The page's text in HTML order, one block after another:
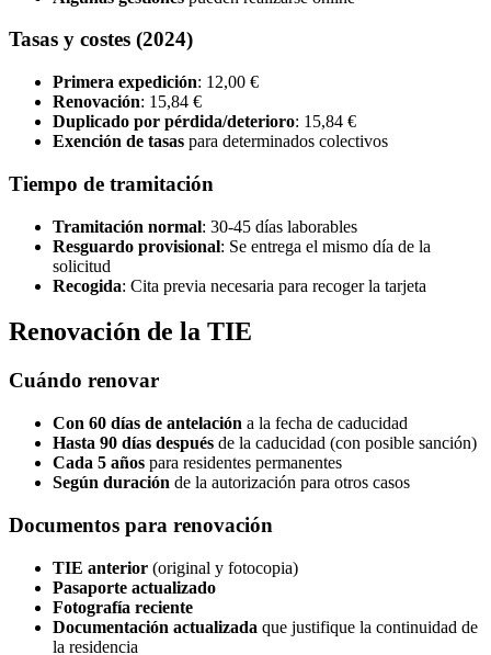
Tasas y costes (2024)
Primera expedición: 12,00 €
Renovación: 15,84 €
Duplicado por pérdida/deterioro: 15,84 €
Exención de tasas para determinados colectivos
Tiempo de tramitación
Tramitación normal: 30-45 días laborables
Resguardo provisional: Se entrega el mismo día de la
solicitud
Recogida: Cita previa necesaria para recoger la tarjeta
Renovación de la TIE
Cuándo renovar
Con 60 días de antelación a la fecha de caducidad
Hasta 90 días después de la caducidad (con posible sanción)
Cada 5 años para residentes permanentes
Según duración de la autorización para otros casos
Documentos para renovación
TIE anterior (original y fotocopia)
Pasaporte actualizado
Fotografía reciente
Documentación actualizada que justifique la continuidad de
la residencia